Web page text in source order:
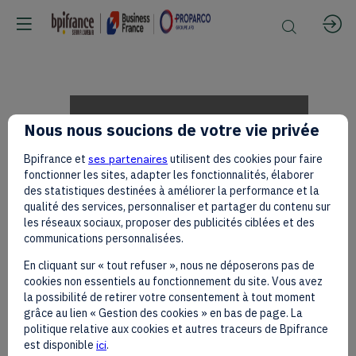
Mélissa
BASQUE-
ROUX
and
Nous nous soucions de votre vie privée
Bpifrance et ses partenaires utilisent des cookies pour faire
fonctionner les sites, adapter les fonctionnalités, élaborer
des statistiques destinées à améliorer la performance et la
qualité des services, personnaliser et partager du contenu sur
les réseaux sociaux, proposer des publicités ciblées et des
communications personnalisées.
En cliquant sur « tout refuser », nous ne déposerons pas de
cookies non essentiels au fonctionnement du site. Vous avez
la possibilité de retirer votre consentement à tout moment
grâce au lien « Gestion des cookies » en bas de page. La
politique relative aux cookies et autres traceurs de Bpifrance
est disponible ici.